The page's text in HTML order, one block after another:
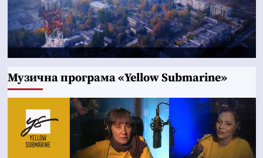
Музична програма «Yellow Submarine»